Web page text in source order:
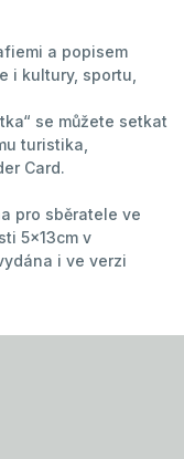
a popisem
i kultury, sportu,
se můžete setkat
turistika,
Card.
pro sběratele ve
5x13cm v
i ve verzi